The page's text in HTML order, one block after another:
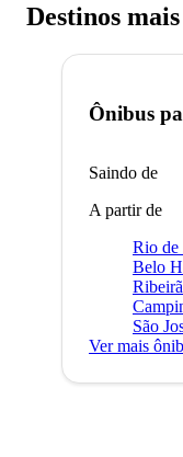
Destinos
Ônibus
Saindo de
A partir de
Rio de
Belo
São
Ver mais